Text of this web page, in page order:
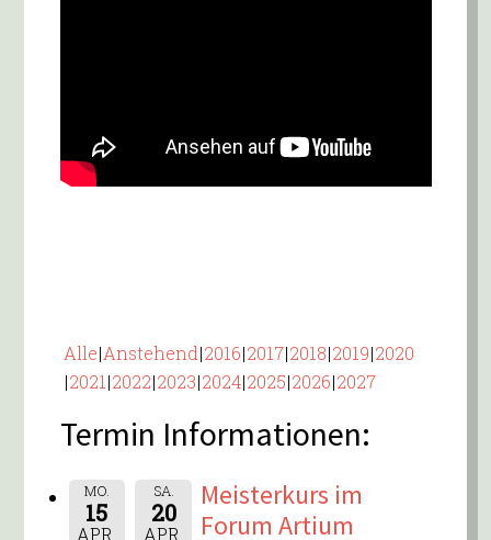
Alle Anstehend 2016 2017 2018 2019 2020
2021 2022 2023 2024 2025 2026 2027
Termin Informationen:
MO.
15
APR.
SA.
20
APR.
Meisterkurs im
Forum Artium